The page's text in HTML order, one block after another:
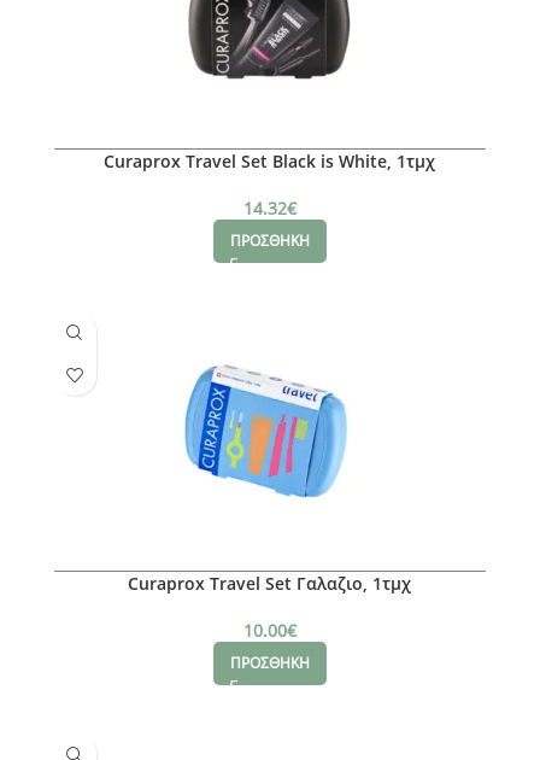
Curaprox Travel Set Black is White, 1τμχ
14.32€
ΠΡΟΣΘΗΚΗ
Curaprox Travel Set Γαλαζιο, 1τμχ
10.00€
ΠΡΟΣΘΗΚΗ